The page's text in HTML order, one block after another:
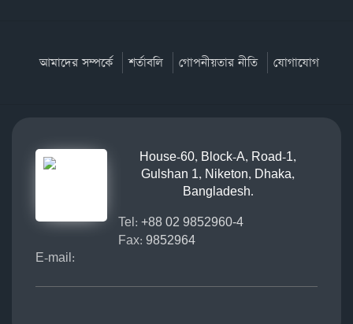
আমাদের সম্পর্কে শর্তাবলি গোপনীয়তার নীতি যোগাযোগ
House-60, Block-A, Road-1,
Gulshan 1, Niketon, Dhaka,
Bangladesh.
Tel: +88 02 9852960-4
Fax: 9852964
E-mail: